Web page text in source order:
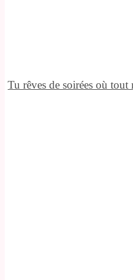
Tu rêves de soirées où